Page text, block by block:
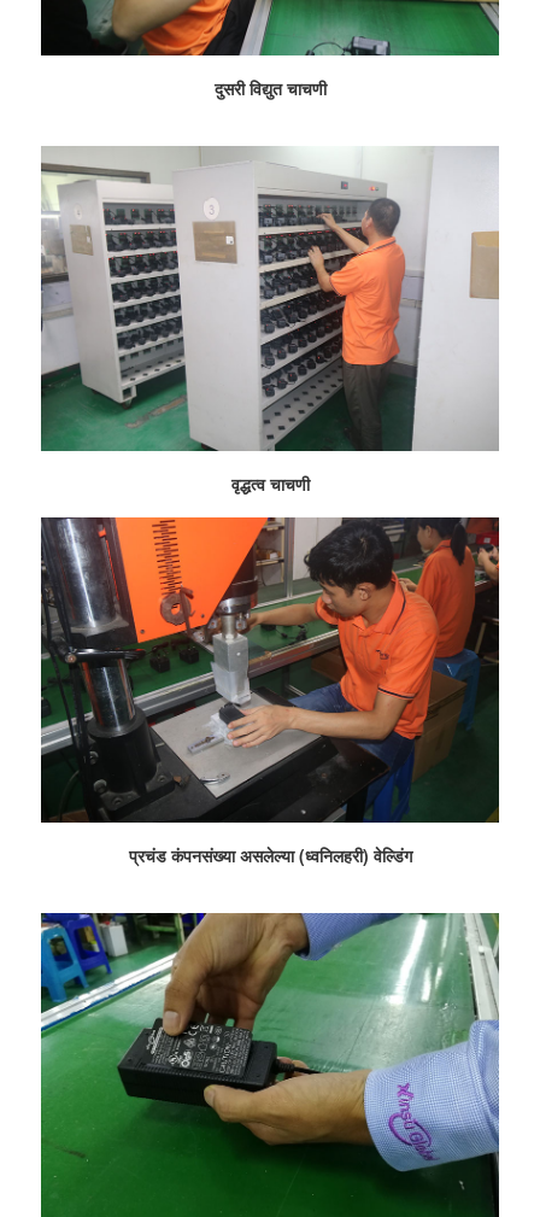
दुसरी विद्युत चाचणी
वृद्धत्व चाचणी
प्रचंड कंपनसंख्या असलेल्या (ध्वनिलहरी) वेल्डिंग